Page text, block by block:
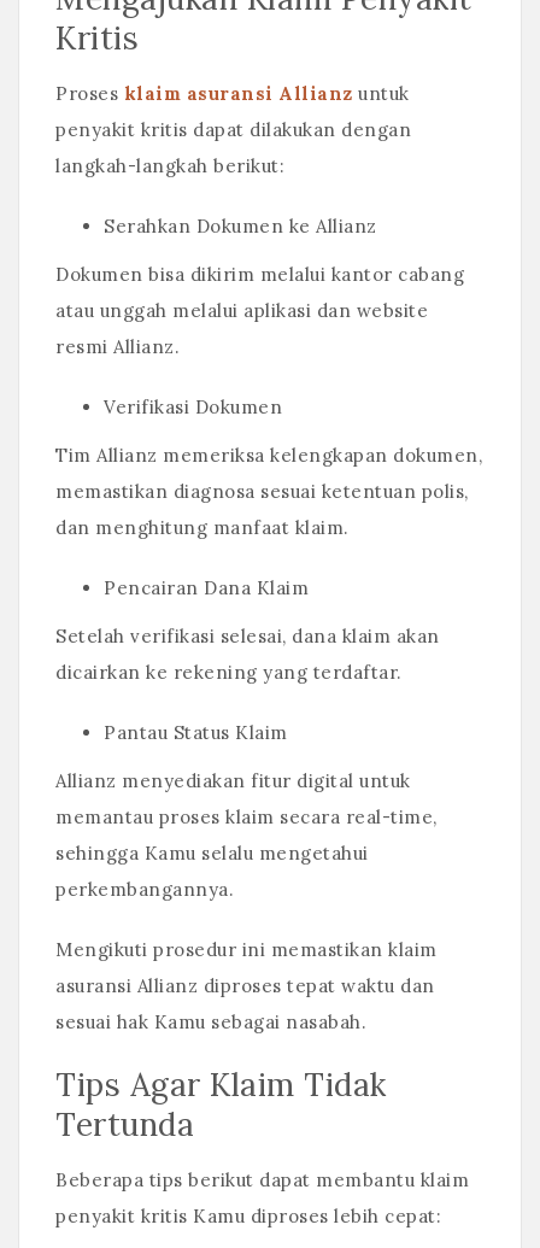
Kritis
Proses klaim asuransi Allianz untuk
penyakit kritis dapat dilakukan dengan
langkah-langkah berikut:
Serahkan Dokumen ke Allianz
Dokumen bisa dikirim melalui kantor cabang
atau unggah melalui aplikasi dan website
resmi Allianz.
Verifikasi Dokumen
Tim Allianz memeriksa kelengkapan dokumen,
memastikan diagnosa sesuai ketentuan polis,
dan menghitung manfaat klaim.
Pencairan Dana Klaim
Setelah verifikasi selesai, dana klaim akan
dicairkan ke rekening yang terdaftar.
Pantau Status Klaim
Allianz menyediakan fitur digital untuk
memantau proses klaim secara real-time,
sehingga Kamu selalu mengetahui
perkembangannya.
Mengikuti prosedur ini memastikan klaim
asuransi Allianz diproses tepat waktu dan
sesuai hak Kamu sebagai nasabah.
Tips Agar Klaim Tidak
Tertunda
Beberapa tips berikut dapat membantu klaim
penyakit kritis Kamu diproses lebih cepat: